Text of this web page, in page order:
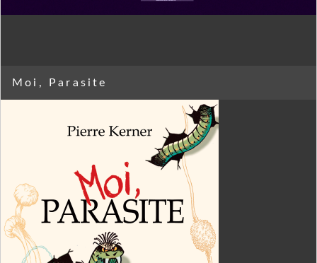
Moi, Parasite